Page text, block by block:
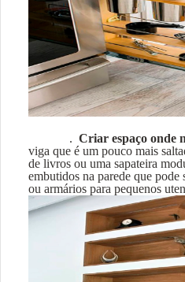
. Criar espaço onde
viga que é um pouco mais
de livros ou uma sapateira
embutidos na parede que
ou armários para pequenos